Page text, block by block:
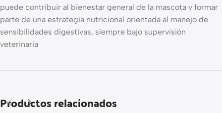
puede contribuir al bienestar general de la mascota y formar
parte de una estrategia nutricional orientada al manejo de
sensibilidades digestivas, siempre bajo supervisión
veterinaria
Productos relacionados